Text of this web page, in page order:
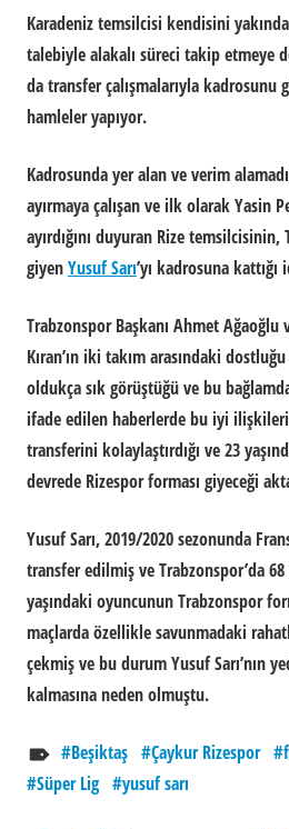
Karadeniz temsilcisi kendisini
talebiyle alakalı süreci takip etmeye
da transfer çalışmalarıyla
hamleler yapıyor.
Kadrosunda yer alan ve verim
ayırmaya çalışan ve ilk olarak Yasin
ayırdığını duyuran Rize
giyenYusuf Sarı’yı kadrosuna
Trabzonspor Başkanı Ahmet Ağaoğlu
Kıran’ın iki takım arasındaki
oldukça sık görüştüğü ve bu
ifade edilen haberlerde bu iyi
transferini kolaylaştırdığı ve 23
devrede Rizespor forması giyeceği
Yusuf Sarı, 2019/2020 sezonunda
transfer edilmiş ve Trabzonspor’da
yaşındaki oyuncunun Trabzonspor
maçlarda özellikle savunmadaki
çekmiş ve bu durum Yusuf Sarı’nın
kalmasına neden olmuştu.
Beşiktaş Çaykur Rizespor
Süper Lig
yusuf sarı